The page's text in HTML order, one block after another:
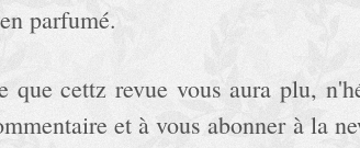
parfumé.
que cettz revue vous aura plu,
et à vous abonner à la